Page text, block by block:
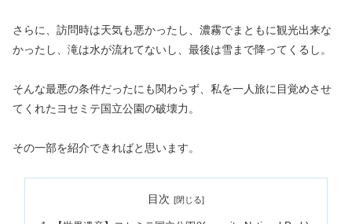
さらに、訪問時は天気も悪かったし、濃霧でまともに観光出来な
かったし、滝は水が流れてないし、最後は雪まで降ってくるし。
そんな最悪の条件だったにも関わらず、私を一人旅に目覚めさせ
てくれたヨセミテ国立公園の破壊力。
その一部を紹介できればと思います。
目次